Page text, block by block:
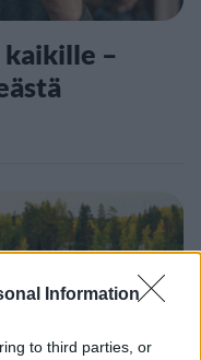
Information
to third parties, or
kaikille –